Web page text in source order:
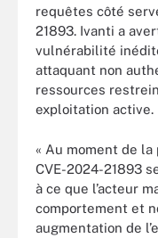
requêtes côté
21893. Ivanti a
vulnérabilité
attaquant non
ressources
exploitation active.
« Au moment de la
CVE-2024-21893
à ce que l’acteur
comportement et
augmentation de